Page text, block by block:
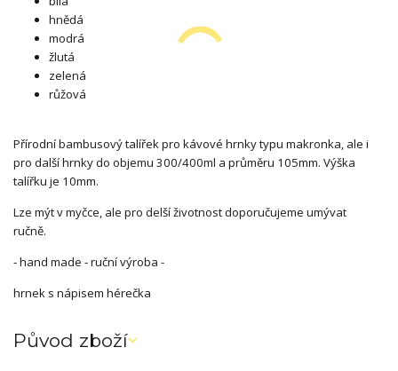
hnědá
modrá
žlutá
zelená
růžová
Přírodní bambusový talířek pro kávové hrnky typu makronka, ale i
pro další hrnky do objemu 300/400ml a průměru 105mm. Výška
talířku je 10mm.
Lze mýt v myčce, ale pro delší životnost doporučujeme umývat
ručně.
- hand made - ruční výroba -
hrnek s nápisem hérečka
Původ zboží